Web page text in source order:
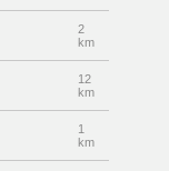
2
km
12
km
1
km